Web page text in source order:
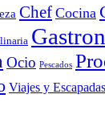
Chef Cocina
Ocio Pescados
Viajes y Escapadas